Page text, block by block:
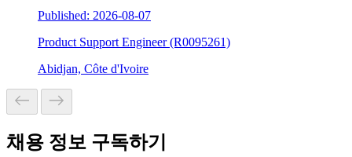
Published: 2026-08-07
Product Support Engineer (R0095261)
Abidjan, Côte d'Ivoire
채용 정보 구독하기